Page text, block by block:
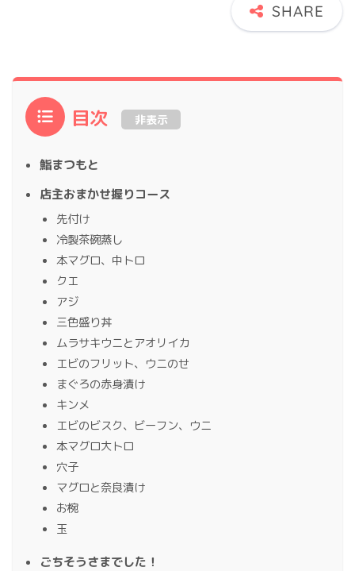
目次 非表示
鮨まつもと
店主おまかせ握りコース
先付け
冷製茶碗蒸し
本マグロ、中トロ
クエ
アジ
三色盛り丼
ムラサキウニとアオリイカ
エビのフリット、ウニのせ
まぐろの赤身漬け
キンメ
エビのビスク、ビーフン、ウニ
本マグロ大トロ
穴子
マグロと奈良漬け
お椀
玉
ごちそうさまでした！